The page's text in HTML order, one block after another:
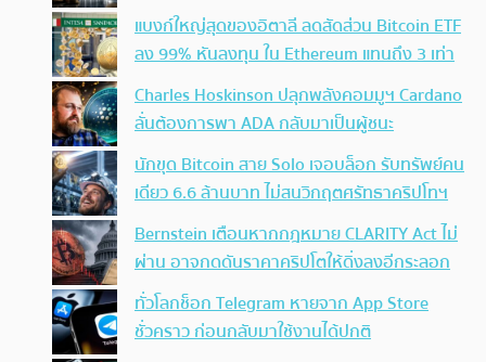
แบงก์ใหญ่สุดของอิตาลี ลดสัดส่วน Bitcoin ETF
ลง 99% หันลงทุน ใน Ethereum แทนถึง 3 เท่า
Charles Hoskinson ปลุกพลังคอมมูฯ Cardano
ลั่นต้องการพา ADA กลับมาเป็นผู้ชนะ
นักขุด Bitcoin สาย Solo เจอบล็อก รับทรัพย์คน
เดียว 6.6 ล้านบาท ไม่สนวิกฤตศรัทธาคริปโทฯ
Bernstein เตือนหากกฎหมาย CLARITY Act ไม่
ผ่าน อาจกดดันราคาคริปโตให้ดิ่งลงอีกระลอก
ทั่วโลกช็อก Telegram หายจาก App Store
ชั่วคราว ก่อนกลับมาใช้งานได้ปกติ